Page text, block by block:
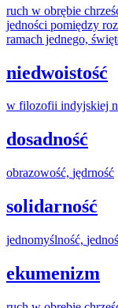
ruch w obrębie
jedności pomiędzy
ramach jednego,
niedwoistość
w filozofii indyjskiej
dosadność
obrazowość, jędrność
solidarność
jednomyślność,
ekumenizm